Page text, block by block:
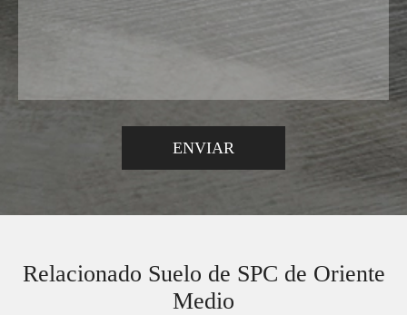
Relacionado Suelo de SPC de Oriente
Medio